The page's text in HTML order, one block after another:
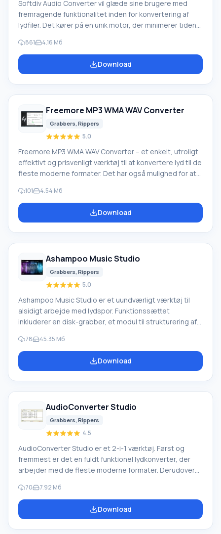
Softdiv Audio Converter vil glæde sine brugere med
fremragende funktionalitet inden for konvertering af
lydfiler. Det kører på en unik motor, der minimerer tiden
kvalitetsniveauet maksimalt! Softdiv Audio Converter
tilbyder understøttelse af et stort antal af de mest
populære formater, en indbygget afspiller og
861 4.16 Мб
Download
Freemore MP3 WMA WAV Converter
Grabbers, Rippers
5.0
Freemore MP3 WMA WAV Converter – et enkelt, utroligt
effektivt og prisvenligt værktøj til at konvertere lyd til de
fleste moderne formater. Det har også mulighed for at
ikke kvalitet og kan med succes bruges til forskellige
formål i fremtiden. Dette program vil hjælpe dig med for
evigt at glemme problemet med uoverensstemmende
101 4.54 Мб
Download
Ashampoo Music Studio
Grabbers, Rippers
5.0
Ashampoo Music Studio er et uundværligt værktøj til
alsidigt arbejde med lydspor. Funktionssættet
inkluderer en disk-grabber, et modul til strukturering af
DVD, samt support til lydoptagelse, gendannelse af
beskadigede dokumenter og en editor. Selv en
nybegynder kan hurtigt og effektivt digitalisere, arkivere
78 45.35 Мб
Download
AudioConverter Studio
Grabbers, Rippers
4.5
AudioConverter Studio er et 2-i-1 værktøj. Først og
fremmest er det en fuldt funktionel lydkonverter, der
arbejder med de fleste moderne formater. Derudover
ydeevne og enestående kvalitet. Dette værktøj er
designet til uerfarne brugere, der hurtigt vil fuldføre en
opgave uden at dykke ned i detaljerne. Dette lettes af
70 7.92 Мб
Download